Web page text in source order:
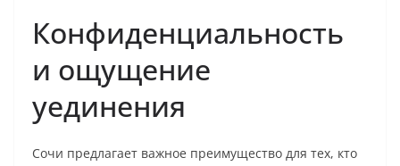
Конфиденциальность
и ощущение
уединения
Сочи предлагает важное преимущество для тех, кто